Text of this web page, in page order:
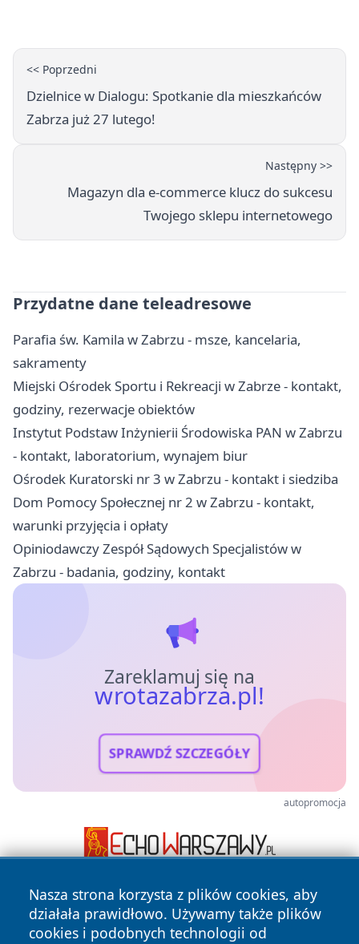
<< Poprzedni
Dzielnice w Dialogu: Spotkanie dla mieszkańców
Zabrza już 27 lutego!
Następny >>
Magazyn dla e-commerce klucz do sukcesu
Twojego sklepu internetowego
Przydatne dane teleadresowe
Parafia św. Kamila w Zabrzu - msze, kancelaria,
sakramenty
Miejski Ośrodek Sportu i Rekreacji w Zabrze - kontakt,
godziny, rezerwacje obiektów
Instytut Podstaw Inżynierii Środowiska PAN w Zabrzu
- kontakt, laboratorium, wynajem biur
Ośrodek Kuratorski nr 3 w Zabrzu - kontakt i siedziba
Dom Pomocy Społecznej nr 2 w Zabrzu - kontakt,
warunki przyjęcia i opłaty
Opiniodawczy Zespół Sądowych Specjalistów w
Zabrzu - badania, godziny, kontakt
Zareklamuj się na
wrotazabrza.pl!
SPRAWDŹ SZCZEGÓŁY
autopromocja
Nasza strona korzysta z plików cookies, aby
działała prawidłowo. Używamy także plików
cookies i podobnych technologii od